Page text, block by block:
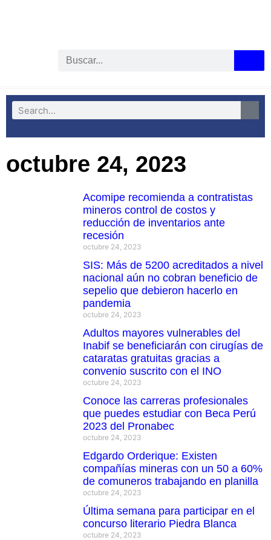
octubre 24, 2023
Acomipe recomienda a contratistas
mineros control de costos y
reducción de inventarios ante
recesión
octubre 24, 2023
SIS: Más de 5200 acreditados a nivel
nacional aún no cobran beneficio de
sepelio que debieron hacerlo en
pandemia
octubre 24, 2023
Adultos mayores vulnerables del
Inabif se beneficiarán con cirugías de
cataratas gratuitas gracias a
convenio suscrito con el INO
octubre 24, 2023
Conoce las carreras profesionales
que puedes estudiar con Beca Perú
2023 del Pronabec
octubre 24, 2023
Edgardo Orderique: Existen
compañías mineras con un 50 a 60%
de comuneros trabajando en planilla
octubre 24, 2023
Última semana para participar en el
concurso literario Piedra Blanca
octubre 24, 2023